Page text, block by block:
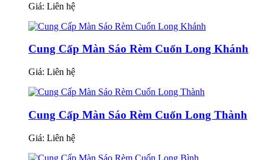
Giá: Liên hệ
Cung Cấp Màn Sáo Rèm Cuốn Long Khánh
Giá: Liên hệ
Cung Cấp Màn Sáo Rèm Cuốn Long Thành
Giá: Liên hệ